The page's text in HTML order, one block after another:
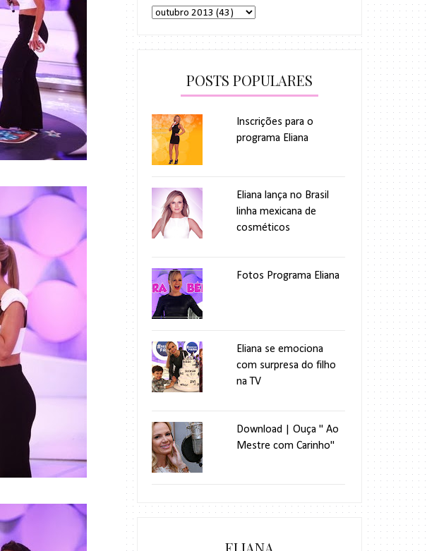
POSTS POPULARES
Inscrições para o
programa Eliana
Eliana lança no Brasil
linha mexicana de
cosméticos
Fotos Programa Eliana
Eliana se emociona
com surpresa do filho
na TV
Download | Ouça " Ao
Mestre com Carinho"